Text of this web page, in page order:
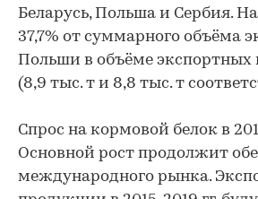
Беларусь, Польша и Сербия.
37,7% от суммарного объёма
Польши в объёме экспортных
(8,9 тыс. т и 8,8 тыс. т
Спрос на кормовой белок в
Основной рост продолжит
международного рынка.